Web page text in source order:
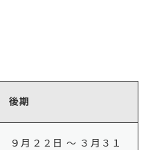
後期
９月２２日 ～ ３月３１